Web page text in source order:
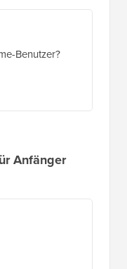
Benutzer?
Anfänger